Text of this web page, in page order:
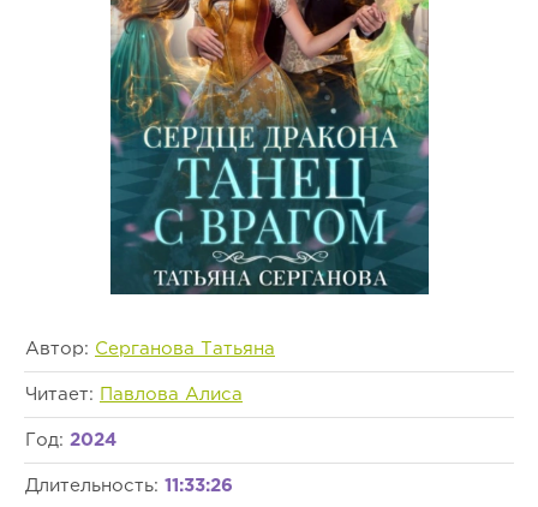
Автор: Серганова Татьяна
Читает: Павлова Алиса
Год: 2024
Длительность: 11:33:26